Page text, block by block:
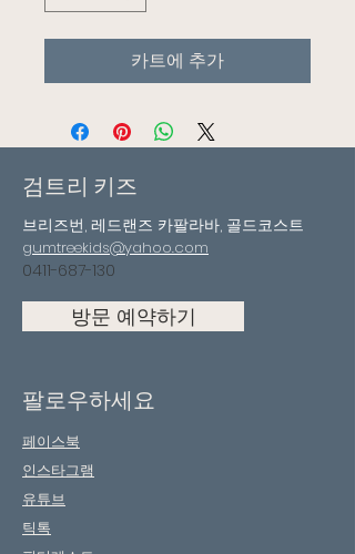
카트에 추가
검트리 키즈
브리즈번, 레드랜즈 카팔라바, 골드코스트
gumtreekids@yahoo.com
0411-687-130
방문 예약하기
팔로우하세요
페이스북
인스타그램
유튜브
틱톡